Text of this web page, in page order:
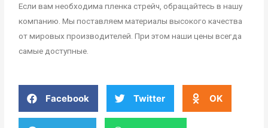
Если вам необходима пленка стрейч, обращайтесь в нашу
компанию. Мы поставляем материалы высокого качества
от мировых производителей. При этом наши цены всегда
самые доступные.
Facebook Twitter OK